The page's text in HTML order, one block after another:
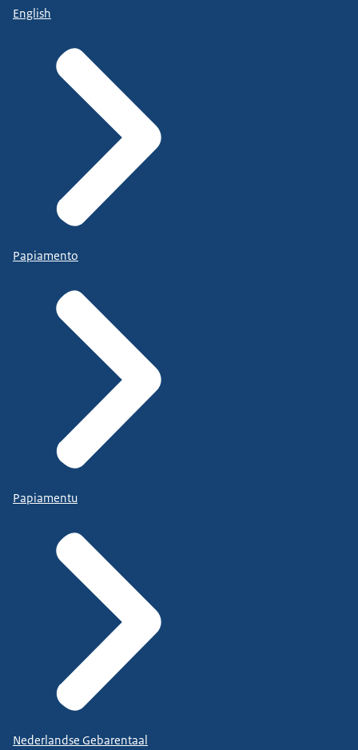
English
Papiamento
Papiamentu
Nederlandse Gebarentaal